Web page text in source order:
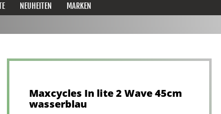
NEUHEITEN
MARKEN
Maxcycles In lite 2 Wave 45cm
wasserblau